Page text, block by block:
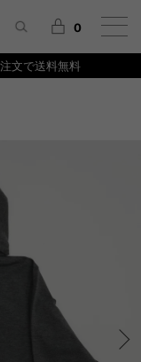
文で送料無料
0